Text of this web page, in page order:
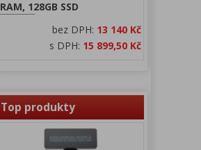
RAM, 128GB SSD
bez DPH: 13 140 Kč
s DPH: 15 899,50 Kč
Top produkty